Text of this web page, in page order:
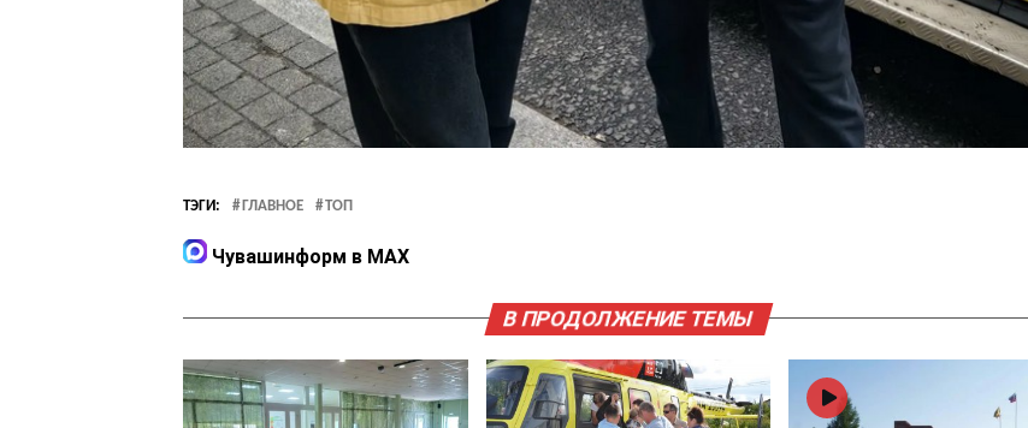
ТЭГИ: ГЛАВНОЕ ТОП
Чувашинформ в MAX
В ПРОДОЛЖЕНИЕ ТЕМЫ